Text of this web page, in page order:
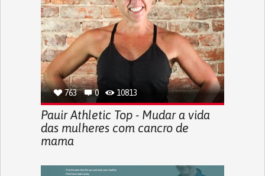
763 0 10813
Pauir Athletic Top - Mudar a vida
das mulheres com cancro de
mama